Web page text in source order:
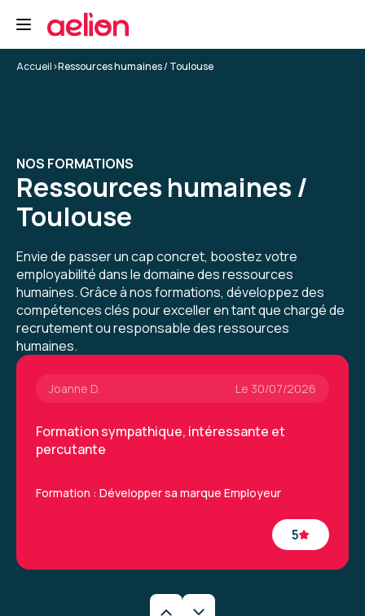
Accueil>Ressources humaines / Toulouse
NOS FORMATIONS
Ressources humaines /
Toulouse
Envie de passer un cap concret, boostez votre
employabilité dans le domaine des ressources
humaines. Grâce à nos formations, développez des
compétences clés pour exceller en tant que chargé de
recrutement ou responsable des ressources
humaines.
Analyser une situation de travail pour trouver
les causes
Maxime L.
4
Bonne formation
Très dense
Formation : Connaître et prévenir les risques
psychosociaux
Joanne D. Le 30/07/2026
5
Formation sympathique, intéressante et
percutante
Formation : Développer sa marque Employeur